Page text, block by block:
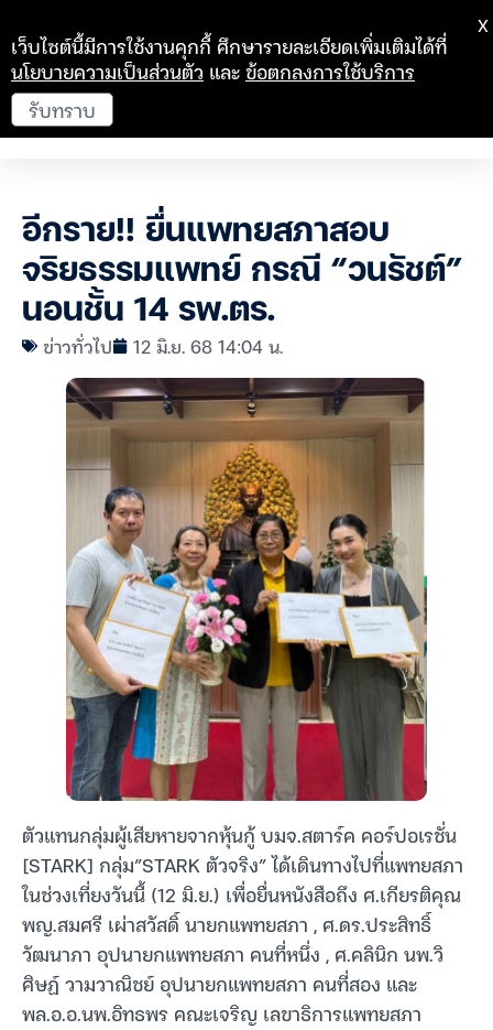
อีกราย!! ยื่นแพทยสภาสอบ
จริยธรรมแพทย์ กรณี “วนรัชต์”
นอนชั้น 14 รพ.ตร.
ข่าวทั่วไป 12 มิ.ย. 68 14:04 น.
ตัวแทนกลุ่มผู้เสียหายจากหุ้นกู้ บมจ.สตาร์ค คอร์ปอเรชั่น
[STARK] กลุ่ม”STARK ตัวจริง” ได้เดินทางไปที่แพทยสภา
ในช่วงเที่ยงวันนี้ (12 มิ.ย.) เพื่อยื่นหนังสือถึง ศ.เกียรติคุณ
พญ.สมศรี เผ่าสวัสดิ์ นายกแพทยสภา , ศ.ดร.ประสิทธิ์
วัฒนาภา อุปนายกแพทยสภา คนที่หนึ่ง , ศ.คลินิก นพ.วิ
ศิษฏ์ วามวาณิชย์ อุปนายกแพทยสภา คนที่สอง และ
พล.อ.อ.นพ.อิทธพร คณะเจริญ เลขาธิการแพทยสภา
เว็บไซต์นี้มีการใช้งานคุกกี้ ศึกษารายละเอียดเพิ่มเติมได้ที่
นโยบายความเป็นส่วนตัว และข้อตกลงการใช้บริการ
รับทราบ
X